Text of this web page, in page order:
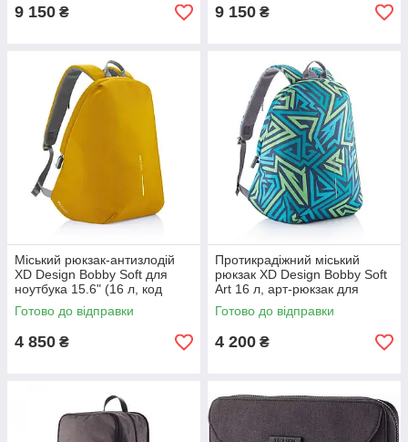
9 150 ₴ 9 150 ₴
Міський рюкзак-антизлодій
XD Design Bobby Soft для
ноутбука 15.6" (16 л, код
P705.798), надійний
захисний рюкзак, жовтий
Готово до відправки
4 850 ₴
Протикрадіжний міський
рюкзак XD Design Bobby Soft
Art 16 л, арт-рюкзак для
ноутбука 15.6"
Готово до відправки
4 200 ₴